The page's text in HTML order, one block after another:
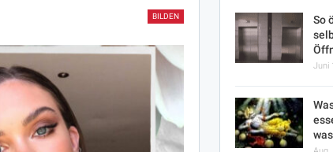
BILDEN
So
Juni